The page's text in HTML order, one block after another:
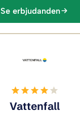
Se erbjudanden
Vattenfall